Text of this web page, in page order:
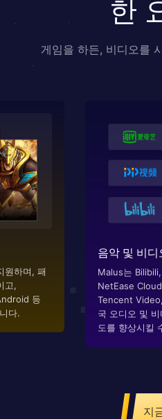
한
게임을 하든, 비디오를
원하며, 패
고,
등
다.
음악 및 비디
Malus는
NetEase
Tencent
국 오디오 및
도를 향상시킬
지